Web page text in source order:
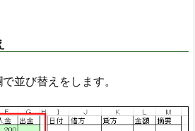
並び替えをします。